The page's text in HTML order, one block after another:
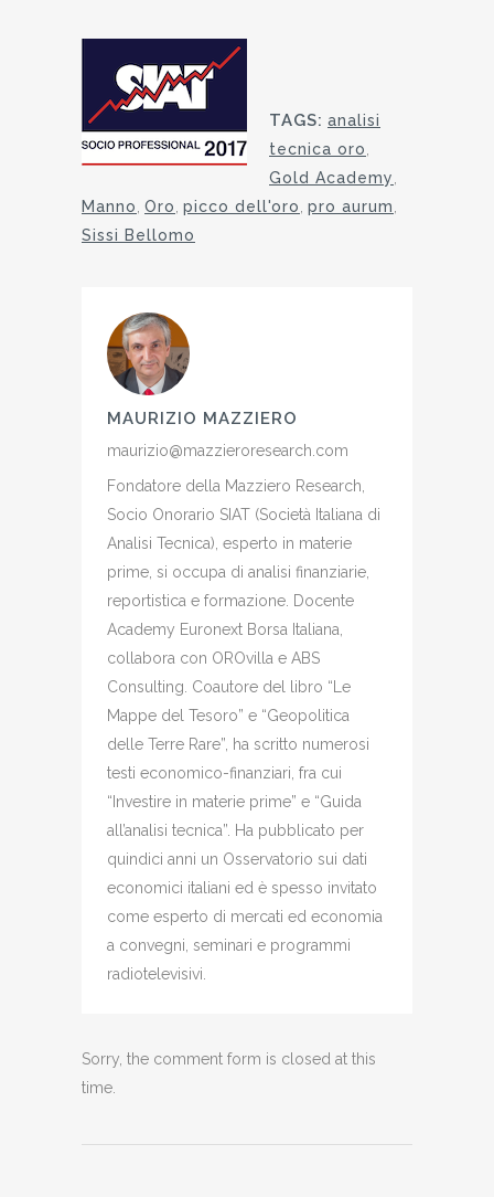
TAGS: analisi
tecnica oro
Gold Academy
Manno Oro picco dell'oro pro aurum
Sissi Bellomo
MAURIZIO MAZZIERO
maurizio@mazzieroresearch.com
Fondatore della Mazziero Research,
Socio Onorario SIAT (Società Italiana di
Analisi Tecnica), esperto in materie
prime, si occupa di analisi finanziarie,
reportistica e formazione. Docente
Academy Euronext Borsa Italiana,
collabora con OROvilla e ABS
Consulting. Coautore del libro “Le
Mappe del Tesoro” e “Geopolitica
delle Terre Rare”, ha scritto numerosi
testi economico-finanziari, fra cui
“Investire in materie prime” e “Guida
all’analisi tecnica”. Ha pubblicato per
quindici anni un Osservatorio sui dati
economici italiani ed è spesso invitato
come esperto di mercati ed economia
a convegni, seminari e programmi
radiotelevisivi.
Sorry, the comment form is closed at this
time.